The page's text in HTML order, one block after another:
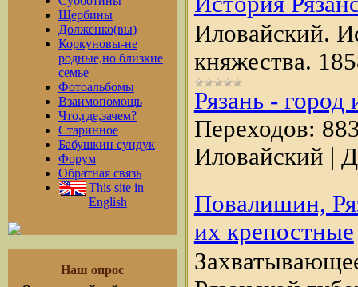
Щербины
Долженко(вы)
Коркуновы-не
родные,но близкие
семье
Фотоальбомы
Взаимопомощь
Что,где,зачем?
Старинное
Бабушкин сундук
Форум
Обратная связь
This site in
English
Наш опрос
Иловайский.
княжества.
Рязань - город
Переходов:
Иловайский
Повалишин,
их крепостные